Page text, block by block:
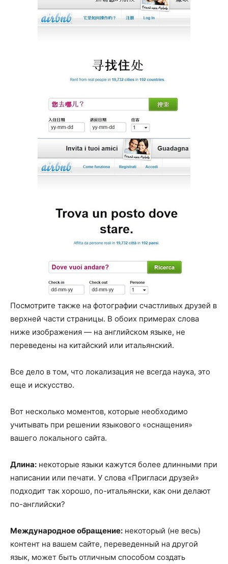
Посмотрите также на фотографии счастливых друзей в
верхней части страницы. В обоих примерах слова
ниже изображения — на английском языке, не
переведены на китайский или итальянский.
Все дело в том, что локализация не всегда наука, это
еще и искусство.
Вот несколько моментов, которые необходимо
учитывать при решении языкового «оснащения»
вашего локального сайта.
Длина: некоторые языки кажутся более длинными при
написании или печати. У слова «Пригласи друзей»
подходит так хорошо, по-итальянски, как они делают
по-английски?
Международное обращение: некоторый (не весь)
контент на вашем сайте, переведенный на другой
язык, может быть отличным способом создать